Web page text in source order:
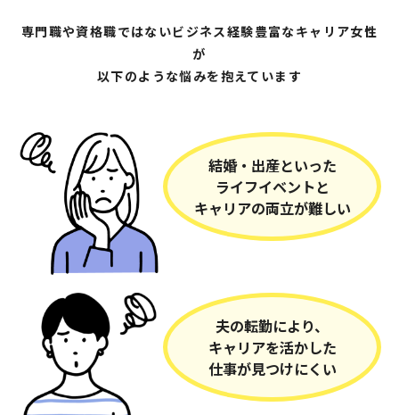
専門職や資格職ではないビジネス経験豊富なキャリア女性
が
以下のような悩みを抱えています
結婚・出産といった
ライフイベントと
キャリアの両立が難しい
夫の転勤により、
キャリアを活かした
仕事が見つけにくい